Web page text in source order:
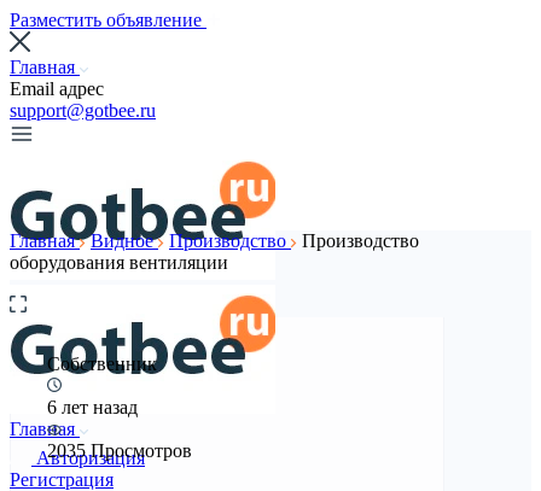
Разместить объявление
Главная
Email адрес
support@gotbee.ru
Главная
Авторизация
Регистрация
Главная Видное Производство
Производство
оборудования вентиляции
Собственник
6 лет назад
2035 Просмотров